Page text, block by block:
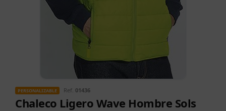
PERSONALIZABLE Ref. 01436
Chaleco Ligero Wave Hombre Sols